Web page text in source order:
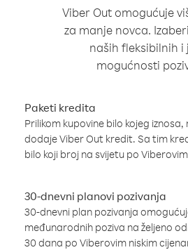
Viber Out omogućuje
za manje novca.
naših fleksibilnih i
mogućnosti
Paketi kredita
Prilikom kupovine bilo kojeg iznosa,
dodaje Viber Out kredit. Sa tim
bilo koji broj na svijetu po
30-dnevni planovi pozivanja
30-dnevni plan pozivanja
međunarodnih poziva na željeno
30 dana po Viberovim niskim